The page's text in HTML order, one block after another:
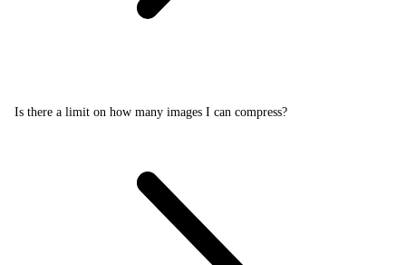
Is there a limit on how many images I can compress?